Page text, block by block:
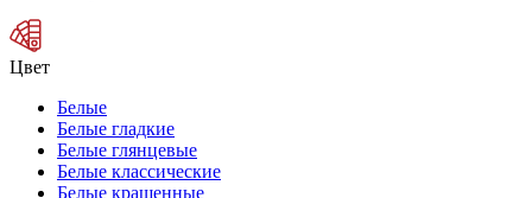
Цвет
Белые
Белые гладкие
Белые глянцевые
Белые классические
Белые крашенные